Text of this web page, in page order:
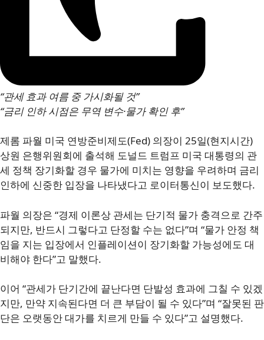
“관세 효과 여름 중 가시화될 것”
“금리 인하 시점은 무역 변수·물가 확인 후”
제롬 파월 미국 연방준비제도(Fed) 의장이 25일(현지시간)
상원 은행위원회에 출석해 도널드 트럼프 미국 대통령의 관
세 정책 장기화할 경우 물가에 미치는 영향을 우려하며 금리
인하에 신중한 입장을 나타냈다고 로이터통신이 보도했다.
파월 의장은 “경제 이론상 관세는 단기적 물가 충격으로 간주
되지만, 반드시 그렇다고 단정할 수는 없다”며 “물가 안정 책
임을 지는 입장에서 인플레이션이 장기화할 가능성에도 대
비해야 한다”고 말했다.
이어 “관세가 단기간에 끝난다면 단발성 효과에 그칠 수 있겠
지만, 만약 지속된다면 더 큰 부담이 될 수 있다”며 “잘못된 판
단은 오랫동안 대가를 치르게 만들 수 있다”고 설명했다.